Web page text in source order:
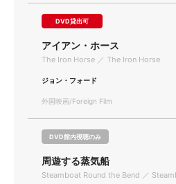
DVD貸出可
アイアン・ホース
The Iron Horse ／ The Iron Horse
ジョン・フォード
外国映画/Foreign Film
DVD館内視聴のみ
周遊する蒸気船
Steamboat Round the Bend ／